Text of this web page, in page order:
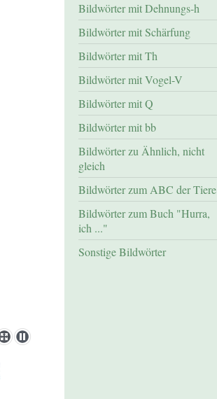
Bildwörter mit Dehnungs-h
Bildwörter mit Schärfung
Bildwörter mit Th
Bildwörter mit Vogel-V
Bildwörter mit Q
Bildwörter mit bb
Bildwörter zu Ähnlich, nicht
gleich
Bildwörter zum ABC der Tiere
Bildwörter zum Buch "Hurra,
ich ..."
Sonstige Bildwörter